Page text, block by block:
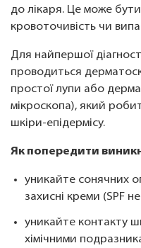
до лікаря. Це може бути
кровоточивість чи
Для найпершої
проводиться
простої лупи або
мікроскопа), який
шкіри-епідермісу.
Як попередити
уникайте сонячних
захисні креми (SPF
уникайте контакту
хімічними